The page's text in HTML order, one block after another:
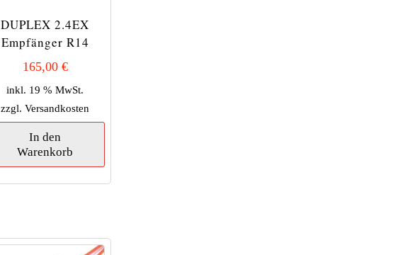
DUPLEX 2.4EX
Empfänger R14
165,00 €
inkl. 19 % MwSt.
zzgl.Versandkosten
In den
Warenkorb